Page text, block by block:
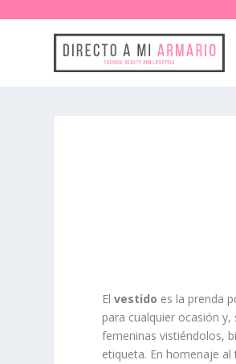
Elvestido es la prenda
para cualquier ocasión
femeninas vistiéndolos,
etiqueta. En homenaje